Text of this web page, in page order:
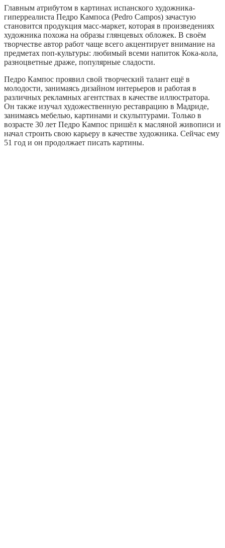
Главным атрибутом в картинах испанского художника-
гиперреалиста Педро Кампоса (Pedro Campos) зачастую
становится продукция масс-маркет, которая в произведениях
художника похожа на образы глянцевых обложек. В своём
творчестве автор работ чаще всего акцентирует внимание на
предметах поп-культуры: любимый всеми напиток Кока-кола,
разноцветные драже, популярные сладости.
Педро Кампос проявил свой творческий талант ещё в
молодости, занимаясь дизайном интерьеров и работая в
различных рекламных агентствах в качестве иллюстратора.
Он также изучал художественную реставрацию в Мадриде,
занимаясь мебелью, картинами и скульптурами. Только в
возрасте 30 лет Педро Кампос пришёл к масляной живописи и
начал строить свою карьеру в качестве художника. Сейчас ему
51 год и он продолжает писать картины.